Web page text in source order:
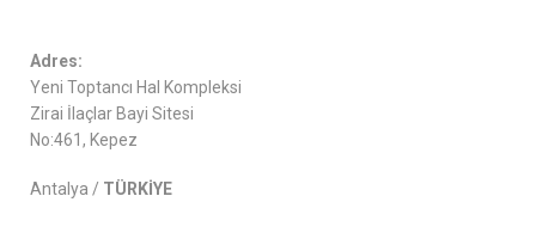
Adres:
Yeni Toptancı Hal Kompleksi
Zirai İlaçlar Bayi Sitesi
No:461, Kepez
Antalya / TÜRKİYE